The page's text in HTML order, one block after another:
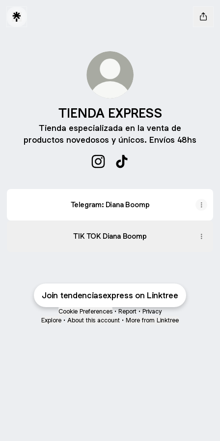
TIENDA EXPRESS
Tienda especializada en la venta de
productos novedosos y únicos. Envíos 48hs
Telegram: Diana Boomp
TIK TOK Diana Boomp
Join tendenciasexpress on Linktree
Cookie Preferences • Report • Privacy
Explore • About this account • More from Linktree